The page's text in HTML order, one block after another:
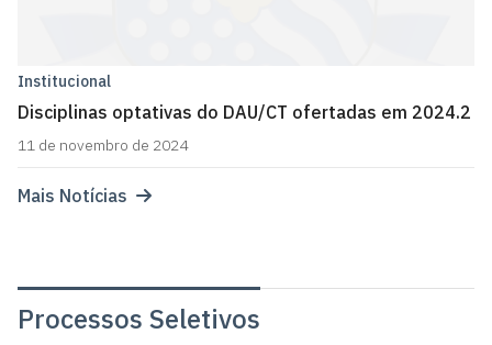
Institucional
Disciplinas optativas do DAU/CT ofertadas em 2024.2
11 de novembro de 2024
Mais Notícias
Processos Seletivos